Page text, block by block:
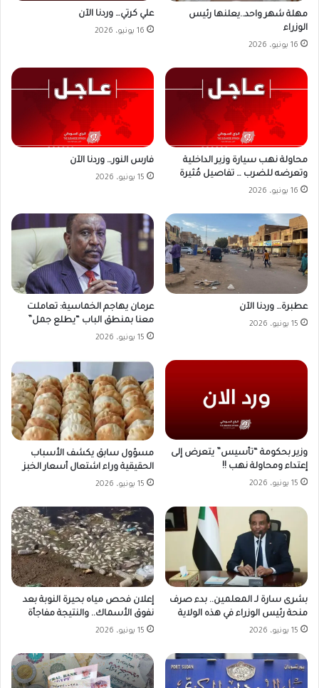
مهلة شهر واحد..يعلنها رئيس
الوزراء
16 يونيو، 2026
علي كرتي… وردنا الآن
16 يونيو، 2026
محاولة نهب سيارة وزير الداخلية
وتعرضه للضرب … تفاصيل مُثيرة
16 يونيو، 2026
فارس النور… وردنا الآن
15 يونيو، 2026
عطبرة… وردنا الآن
15 يونيو، 2026
عرمان يهاجم الخماسية: تعاملت
معنا بمنطق الباب “يطلع جمل”
15 يونيو، 2026
وزير بحكومة “تأسيس” يتعرض إلى
إعتداء ومحاولة نهب !!
15 يونيو، 2026
مسؤول سابق يكشف الأسباب
الحقيقية وراء اشتعال أسعار الخبز
15 يونيو، 2026
بشرى سارة لـ المعلمين.. بدء صرف
منحة رئيس الوزراء في هذه الولاية
15 يونيو، 2026
إعلان فحص مياه بحيرة النوبة بعد
نفوق الأسماك.. والنتيجة مفاجأة
15 يونيو، 2026